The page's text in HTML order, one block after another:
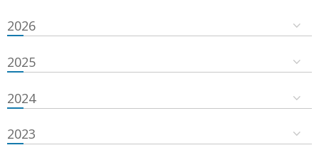
2026
2025
2024
2023